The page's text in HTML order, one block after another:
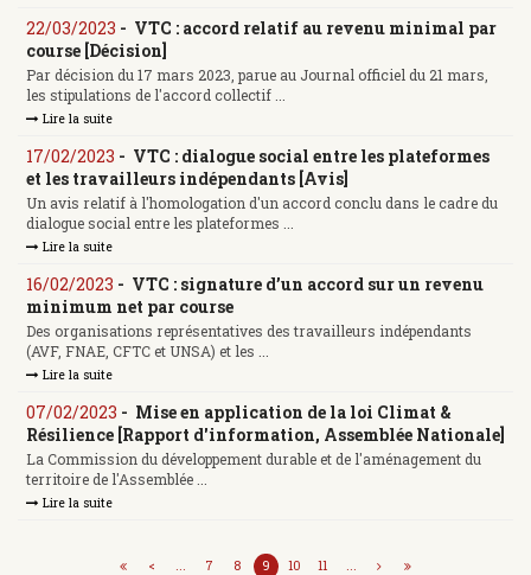
22/03/2023 - VTC : accord relatif au revenu minimal par
course [Décision]
Par décision du 17 mars 2023, parue au Journal officiel du 21 mars,
les stipulations de l'accord collectif ...
Lire la suite
17/02/2023 - VTC : dialogue social entre les plateformes
et les travailleurs indépendants [Avis]
Un avis relatif à l'homologation d'un accord conclu dans le cadre du
dialogue social entre les plateformes ...
Lire la suite
16/02/2023 - VTC : signature d’un accord sur un revenu
minimum net par course
Des organisations représentatives des travailleurs indépendants
(AVF, FNAE, CFTC et UNSA) et les ...
Lire la suite
07/02/2023 - Mise en application de la loi Climat &
Résilience [Rapport d'information, Assemblée Nationale]
La Commission du développement durable et de l'aménagement du
territoire de l'Assemblée ...
Lire la suite
< ... 7 8 9 10 11 ...